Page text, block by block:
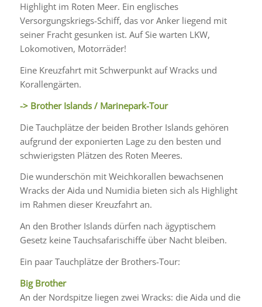
Highlight im Roten Meer. Ein englisches
Versorgungskriegs-Schiff, das vor Anker liegend mit
seiner Fracht gesunken ist. Auf Sie warten LKW,
Lokomotiven, Motorräder!
Eine Kreuzfahrt mit Schwerpunkt auf Wracks und
Korallengärten.
-> Brother Islands / Marinepark-Tour
Die Tauchplätze der beiden Brother Islands gehören
aufgrund der exponierten Lage zu den besten und
schwierigsten Plätzen des Roten Meeres.
Die wunderschön mit Weichkorallen bewachsenen
Wracks der Aida und Numidia bieten sich als Highlight
im Rahmen dieser Kreuzfahrt an.
An den Brother Islands dürfen nach ägyptischem
Gesetz keine Tauchsafarischiffe über Nacht bleiben.
Ein paar Tauchplätze der Brothers-Tour:
Big Brother
An der Nordspitze liegen zwei Wracks: die Aida und die